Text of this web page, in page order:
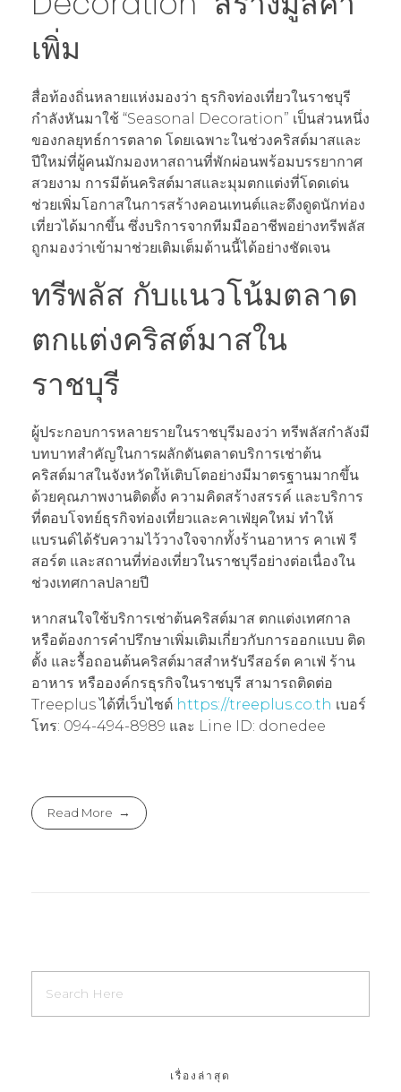
เพิ่ม
สื่อท้องถิ่นหลายแห่งมองว่า ธุรกิจท่องเที่ยวในราชบุรี
กำลังหันมาใช้ “Seasonal Decoration” เป็นส่วนหนึ่ง
ของกลยุทธ์การตลาด โดยเฉพาะในช่วงคริสต์มาสและ
ปีใหม่ที่ผู้คนมักมองหาสถานที่พักผ่อนพร้อมบรรยากาศ
สวยงาม การมีต้นคริสต์มาสและมุมตกแต่งที่โดดเด่น
ช่วยเพิ่มโอกาสในการสร้างคอนเทนต์และดึงดูดนักท่อง
เที่ยวได้มากขึ้น ซึ่งบริการจากทีมมืออาชีพอย่างทรีพลัส
ถูกมองว่าเข้ามาช่วยเติมเต็มด้านนี้ได้อย่างชัดเจน
ทรีพลัส กับแนวโน้มตลาด
ตกแต่งคริสต์มาสใน
ราชบุรี
ผู้ประกอบการหลายรายในราชบุรีมองว่า ทรีพลัสกำลังมี
บทบาทสำคัญในการผลักดันตลาดบริการเช่าต้น
คริสต์มาสในจังหวัดให้เติบโตอย่างมีมาตรฐานมากขึ้น
ด้วยคุณภาพงานติดตั้ง ความคิดสร้างสรรค์ และบริการ
ที่ตอบโจทย์ธุรกิจท่องเที่ยวและคาเฟ่ยุคใหม่ ทำให้
แบรนด์ได้รับความไว้วางใจจากทั้งร้านอาหาร คาเฟ่ รี
สอร์ต และสถานที่ท่องเที่ยวในราชบุรีอย่างต่อเนื่องใน
ช่วงเทศกาลปลายปี
หากสนใจใช้บริการเช่าต้นคริสต์มาส ตกแต่งเทศกาล
หรือต้องการคำปรึกษาเพิ่มเติมเกี่ยวกับการออกแบบ ติด
ตั้ง และรื้อถอนต้นคริสต์มาสสำหรับรีสอร์ต คาเฟ่ ร้าน
อาหาร หรือองค์กรธุรกิจในราชบุรี สามารถติดต่อ
Treeplus ได้ที่เว็บไซต์ https://treeplus.co.th เบอร์
โทร: 094-494-8989 และ Line ID: donedee
Read More
เรื่องล่าสุด